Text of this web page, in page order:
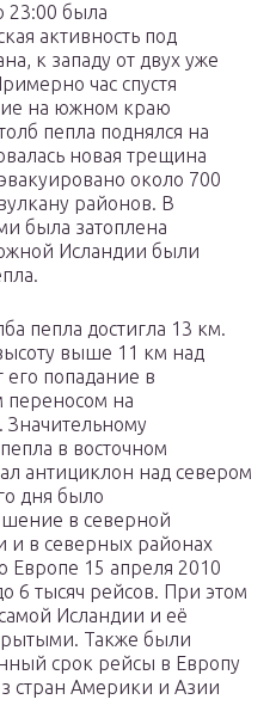
23:00 была
активность под
к западу от двух уже
час спустя
на южном краю
пепла поднялся на
новая трещина
около 700
районов. В
была затоплена
Исландии были
пепла достигла 13 км.
выше 11 км над
попадание в
переносом на
Значительному
в восточном
антициклон над севером
дня было
в северной
в северных районах
Европе 15 апреля 2010
6 тысяч рейсов. При этом
Исландии и её
Также были
срок рейсы в Европу
стран Америки и Азии